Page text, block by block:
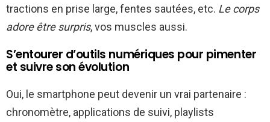
tractions en prise large, fentes sautées, etc. Le corps
adore être surpris, vos muscles aussi.
S’entourer d’outils numériques pour pimenter
et suivre son évolution
Oui, le smartphone peut devenir un vrai partenaire :
chronomètre, applications de suivi, playlists